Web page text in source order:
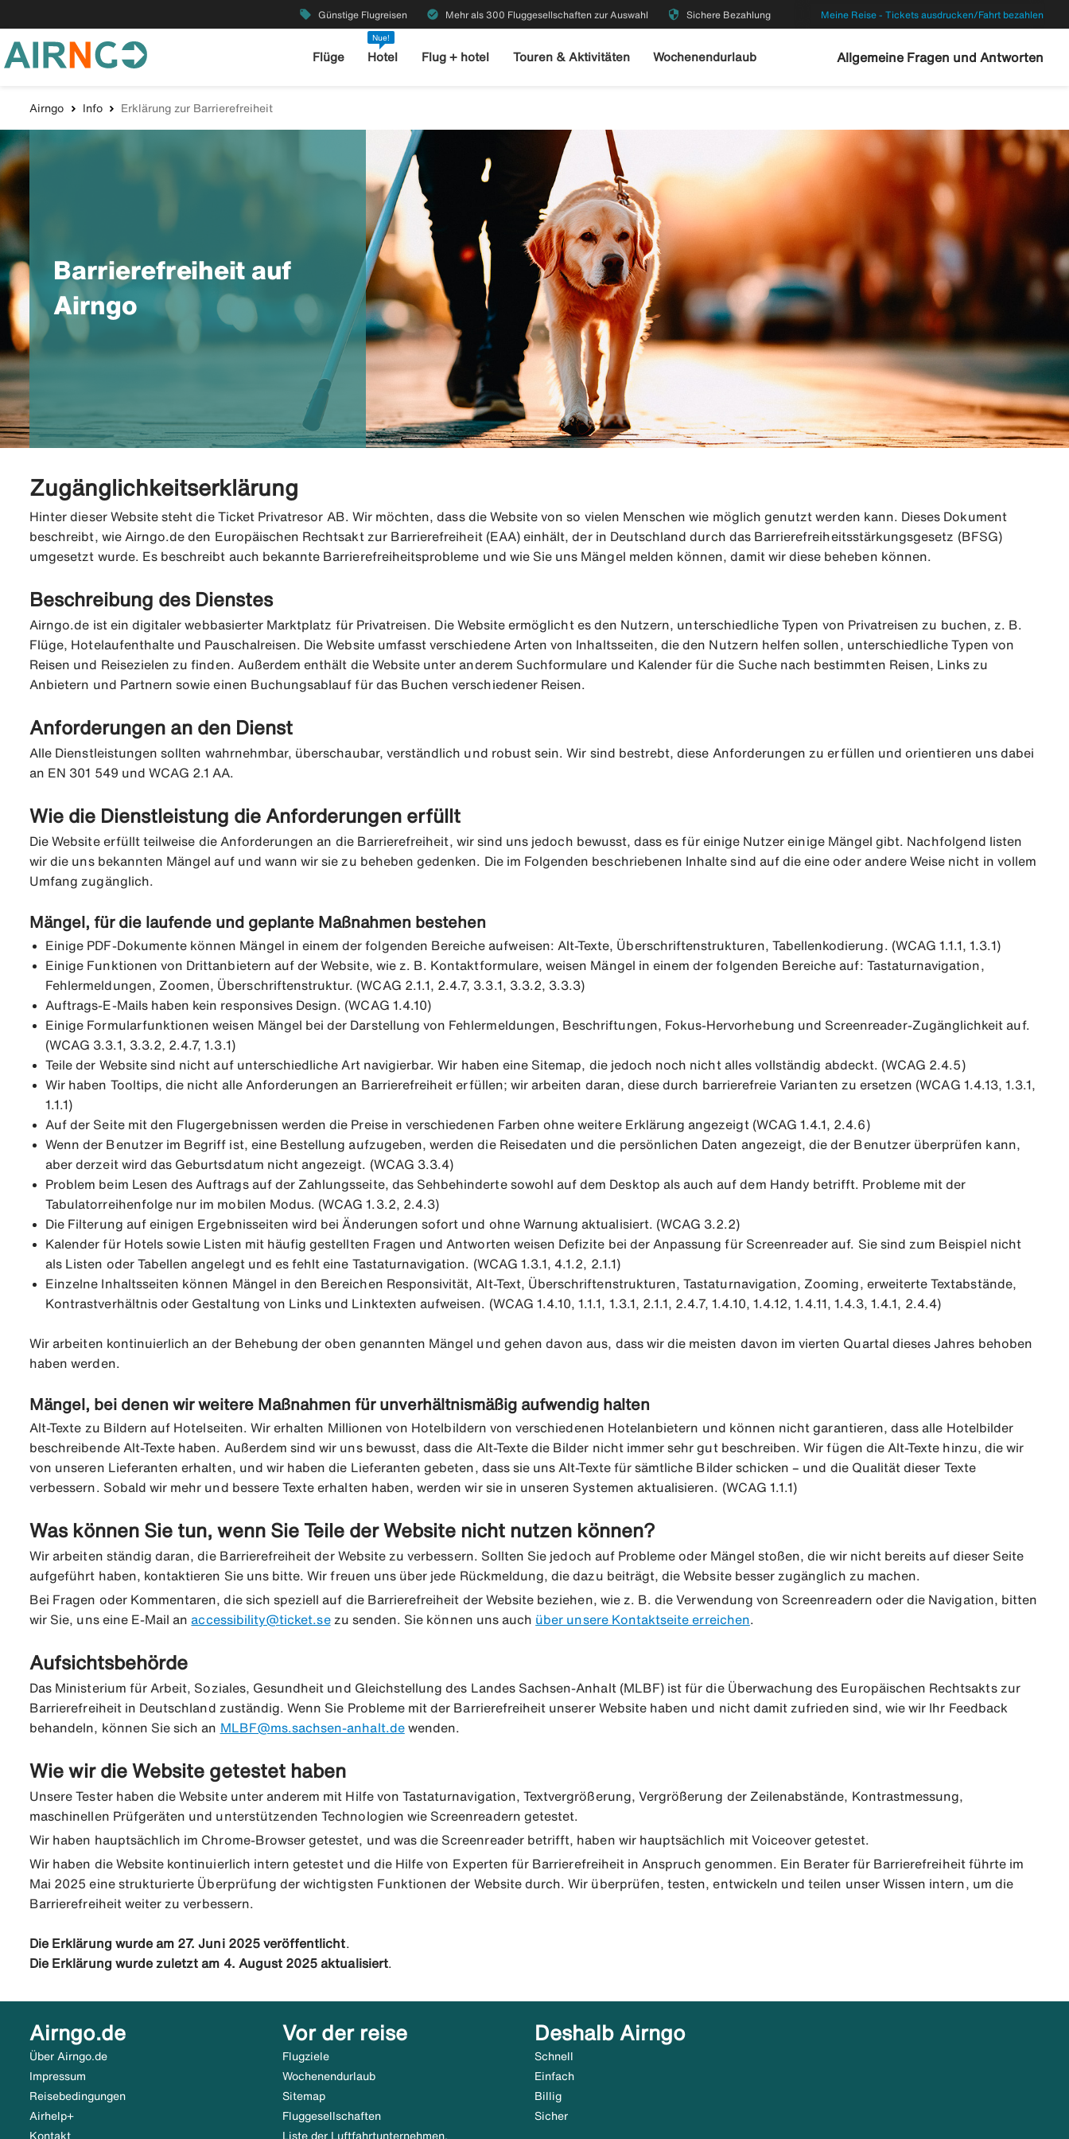
local_offer Günstige Flugreisen check_circle Mehr als 300 Fluggesellschaften zur Auswahl security Sichere Bezahlung Meine Reise - Tickets ausdrucken/Fahrt bezahlen
Flüge
Nue!
Hotel Flug + hotel Touren & Aktivitäten Wochenendurlaub Allgemeine Fragen und Antworten
Airngo Info Erklärung zur Barrierefreiheit
Barrierefreiheit auf
Airngo
Zugänglichkeitserklärung
Hinter dieser Website steht die Ticket Privatresor AB. Wir möchten, dass die Website von so vielen Menschen wie möglich genutzt werden kann. Dieses Dokument
beschreibt, wie Airngo.de den Europäischen Rechtsakt zur Barrierefreiheit (EAA) einhält, der in Deutschland durch das Barrierefreiheitsstärkungsgesetz (BFSG)
umgesetzt wurde. Es beschreibt auch bekannte Barrierefreiheitsprobleme und wie Sie uns Mängel melden können, damit wir diese beheben können.
Beschreibung des Dienstes
Airngo.de ist ein digitaler webbasierter Marktplatz für Privatreisen. Die Website ermöglicht es den Nutzern, unterschiedliche Typen von Privatreisen zu buchen, z. B.
Flüge, Hotelaufenthalte und Pauschalreisen. Die Website umfasst verschiedene Arten von Inhaltsseiten, die den Nutzern helfen sollen, unterschiedliche Typen von
Reisen und Reisezielen zu finden. Außerdem enthält die Website unter anderem Suchformulare und Kalender für die Suche nach bestimmten Reisen, Links zu
Anbietern und Partnern sowie einen Buchungsablauf für das Buchen verschiedener Reisen.
Anforderungen an den Dienst
Alle Dienstleistungen sollten wahrnehmbar, überschaubar, verständlich und robust sein. Wir sind bestrebt, diese Anforderungen zu erfüllen und orientieren uns dabei
an EN 301 549 und WCAG 2.1 AA.
Wie die Dienstleistung die Anforderungen erfüllt
Die Website erfüllt teilweise die Anforderungen an die Barrierefreiheit, wir sind uns jedoch bewusst, dass es für einige Nutzer einige Mängel gibt. Nachfolgend listen
wir die uns bekannten Mängel auf und wann wir sie zu beheben gedenken. Die im Folgenden beschriebenen Inhalte sind auf die eine oder andere Weise nicht in vollem
Umfang zugänglich.
Mängel, für die laufende und geplante Maßnahmen bestehen
Einige PDF-Dokumente können Mängel in einem der folgenden Bereiche aufweisen: Alt-Texte, Überschriftenstrukturen, Tabellenkodierung. (WCAG 1.1.1, 1.3.1)
Einige Funktionen von Drittanbietern auf der Website, wie z. B. Kontaktformulare, weisen Mängel in einem der folgenden Bereiche auf: Tastaturnavigation,
Fehlermeldungen, Zoomen, Überschriftenstruktur. (WCAG 2.1.1, 2.4.7, 3.3.1, 3.3.2, 3.3.3)
Auftrags-E-Mails haben kein responsives Design. (WCAG 1.4.10)
Einige Formularfunktionen weisen Mängel bei der Darstellung von Fehlermeldungen, Beschriftungen, Fokus-Hervorhebung und Screenreader-Zugänglichkeit auf.
(WCAG 3.3.1, 3.3.2, 2.4.7, 1.3.1)
Teile der Website sind nicht auf unterschiedliche Art navigierbar. Wir haben eine Sitemap, die jedoch noch nicht alles vollständig abdeckt. (WCAG 2.4.5)
Wir haben Tooltips, die nicht alle Anforderungen an Barrierefreiheit erfüllen; wir arbeiten daran, diese durch barrierefreie Varianten zu ersetzen (WCAG 1.4.13, 1.3.1,
1.1.1)
Auf der Seite mit den Flugergebnissen werden die Preise in verschiedenen Farben ohne weitere Erklärung angezeigt (WCAG 1.4.1, 2.4.6)
Wenn der Benutzer im Begriff ist, eine Bestellung aufzugeben, werden die Reisedaten und die persönlichen Daten angezeigt, die der Benutzer überprüfen kann,
aber derzeit wird das Geburtsdatum nicht angezeigt. (WCAG 3.3.4)
Problem beim Lesen des Auftrags auf der Zahlungsseite, das Sehbehinderte sowohl auf dem Desktop als auch auf dem Handy betrifft. Probleme mit der
Tabulatorreihenfolge nur im mobilen Modus. (WCAG 1.3.2, 2.4.3)
Die Filterung auf einigen Ergebnisseiten wird bei Änderungen sofort und ohne Warnung aktualisiert. (WCAG 3.2.2)
Kalender für Hotels sowie Listen mit häufig gestellten Fragen und Antworten weisen Defizite bei der Anpassung für Screenreader auf. Sie sind zum Beispiel nicht
als Listen oder Tabellen angelegt und es fehlt eine Tastaturnavigation. (WCAG 1.3.1, 4.1.2, 2.1.1)
Einzelne Inhaltsseiten können Mängel in den Bereichen Responsivität, Alt-Text, Überschriftenstrukturen, Tastaturnavigation, Zooming, erweiterte Textabstände,
Kontrastverhältnis oder Gestaltung von Links und Linktexten aufweisen. (WCAG 1.4.10, 1.1.1, 1.3.1, 2.1.1, 2.4.7, 1.4.10, 1.4.12, 1.4.11, 1.4.3, 1.4.1, 2.4.4)
Wir arbeiten kontinuierlich an der Behebung der oben genannten Mängel und gehen davon aus, dass wir die meisten davon im vierten Quartal dieses Jahres behoben
haben werden.
Mängel, bei denen wir weitere Maßnahmen für unverhältnismäßig aufwendig halten
Alt-Texte zu Bildern auf Hotelseiten. Wir erhalten Millionen von Hotelbildern von verschiedenen Hotelanbietern und können nicht garantieren, dass alle Hotelbilder
beschreibende Alt-Texte haben. Außerdem sind wir uns bewusst, dass die Alt-Texte die Bilder nicht immer sehr gut beschreiben. Wir fügen die Alt-Texte hinzu, die wir
von unseren Lieferanten erhalten, und wir haben die Lieferanten gebeten, dass sie uns Alt-Texte für sämtliche Bilder schicken – und die Qualität dieser Texte
verbessern. Sobald wir mehr und bessere Texte erhalten haben, werden wir sie in unseren Systemen aktualisieren. (WCAG 1.1.1)
Was können Sie tun, wenn Sie Teile der Website nicht nutzen können?
Wir arbeiten ständig daran, die Barrierefreiheit der Website zu verbessern. Sollten Sie jedoch auf Probleme oder Mängel stoßen, die wir nicht bereits auf dieser Seite
aufgeführt haben, kontaktieren Sie uns bitte. Wir freuen uns über jede Rückmeldung, die dazu beiträgt, die Website besser zugänglich zu machen.
Bei Fragen oder Kommentaren, die sich speziell auf die Barrierefreiheit der Website beziehen, wie z. B. die Verwendung von Screenreadern oder die Navigation, bitten
wir Sie, uns eine E-Mail anaccessibility@ticket.sezu senden. Sie können uns auch über unsere Kontaktseite erreichen
Aufsichtsbehörde
Das Ministerium für Arbeit, Soziales, Gesundheit und Gleichstellung des Landes Sachsen-Anhalt (MLBF) ist für die Überwachung des Europäischen Rechtsakts zur
Barrierefreiheit in Deutschland zuständig. Wenn Sie Probleme mit der Barrierefreiheit unserer Website haben und nicht damit zufrieden sind, wie wir Ihr Feedback
behandeln, können Sie sich an MLBF@ms.sachsen-anhalt.dewenden.
Wie wir die Website getestet haben
Unsere Tester haben die Website unter anderem mit Hilfe von Tastaturnavigation, Textvergrößerung, Vergrößerung der Zeilenabstände, Kontrastmessung,
maschinellen Prüfgeräten und unterstützenden Technologien wie Screenreadern getestet.
Wir haben hauptsächlich im Chrome-Browser getestet, und was die Screenreader betrifft, haben wir hauptsächlich mit Voiceover getestet.
Wir haben die Website kontinuierlich intern getestet und die Hilfe von Experten für Barrierefreiheit in Anspruch genommen. Ein Berater für Barrierefreiheit führte im
Mai 2025 eine strukturierte Überprüfung der wichtigsten Funktionen der Website durch. Wir überprüfen, testen, entwickeln und teilen unser Wissen intern, um die
Barrierefreiheit weiter zu verbessern.
Die Erklärung wurde am 27. Juni 2025 veröffentlicht
Die Erklärung wurde zuletzt am 4. August 2025 aktualisiert.
Airngo.de
Über Airngo.de
Impressum
Reisebedingungen
Airhelp+
Kontakt
Vor der reise
Flugziele
Wochenendurlaub
Sitemap
Fluggesellschaften
Liste der Luftfahrtunternehmen,
Deshalb Airngo
Schnell
Einfach
Billig
Sicher